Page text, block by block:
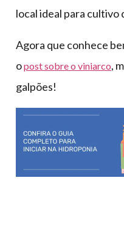
local ideal para cultivo
Agora que conhece
opost sobre o viniarco,
galpões!